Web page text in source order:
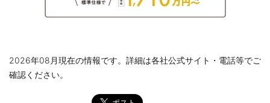
2026年08月現在の情報です。詳細は各社公式サイト・電話等でご
確認ください。